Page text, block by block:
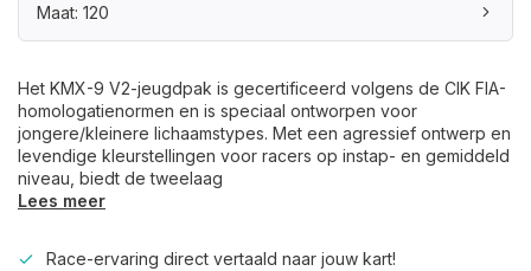
Maat: 120
Het KMX-9 V2-jeugdpak is gecertificeerd volgens de CIK FIA-
homologatienormen en is speciaal ontworpen voor
jongere/kleinere lichaamstypes. Met een agressief ontwerp en
levendige kleurstellingen voor racers op instap- en gemiddeld
niveau, biedt de tweelaag
Lees meer
Race-ervaring direct vertaald naar jouw kart!